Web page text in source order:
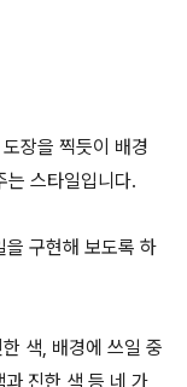
장을 찍듯이 배경
는 스타일입니다.
구현해 보도록 하
색, 배경에 쓰일 중
진한 색 등 네 가